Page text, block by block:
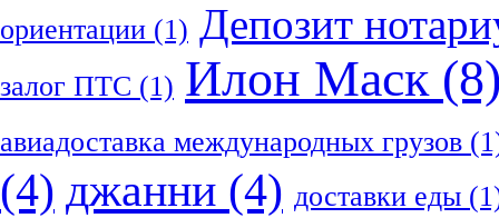
ориентации (1) Депозит
залог ПТС (1) Илон Маск
авиадоставка международных грузов
(4) джанни (4) доставки еды